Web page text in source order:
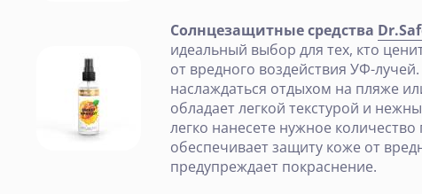
Солнцезащитные средства
идеальный выбор для тех, кто
от вредного воздействия УФ-
наслаждаться отдыхом на пляже
обладает легкой текстурой и
легко нанесете нужное
обеспечивает защиту коже от
предупреждает покраснение.